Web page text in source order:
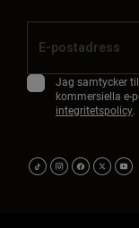
Jag samtycker
kommersiella e-
integritetspolicy.